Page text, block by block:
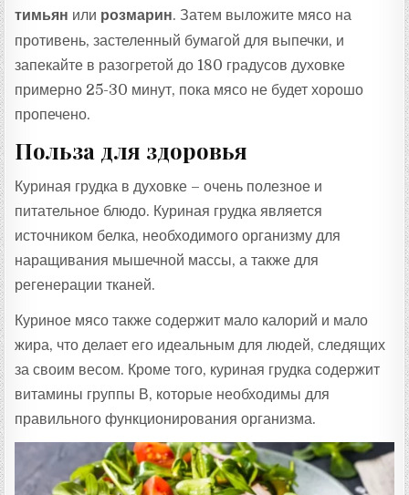
тимьян или розмарин. Затем выложите мясо на
противень, застеленный бумагой для выпечки, и
запекайте в разогретой до 180 градусов духовке
примерно 25-30 минут, пока мясо не будет хорошо
пропечено.
Польза для здоровья
Куриная грудка в духовке – очень полезное и
питательное блюдо. Куриная грудка является
источником белка, необходимого организму для
наращивания мышечной массы, а также для
регенерации тканей.
Куриное мясо также содержит мало калорий и мало
жира, что делает его идеальным для людей, следящих
за своим весом. Кроме того, куриная грудка содержит
витамины группы В, которые необходимы для
правильного функционирования организма.